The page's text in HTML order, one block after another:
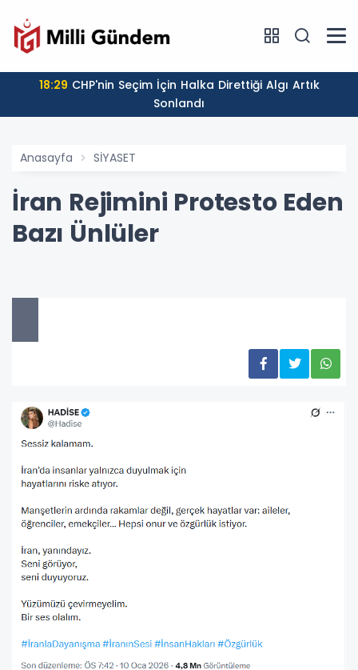
18:29
Sonlandı
Anasayfa SİYASET
İran Rejimini Protesto Eden
Bazı Ünlüler